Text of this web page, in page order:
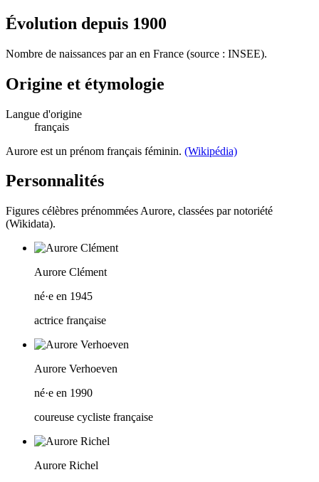
Évolution depuis 1900
Nombre de naissances par an en France (source : INSEE).
Origine et étymologie
Langue d'origine
français
Aurore est un prénom français féminin. (Wikipédia)
Personnalités
Figures célèbres prénommées Aurore, classées par notoriété
(Wikidata).
Aurore Clément
né·e en 1945
actrice française
Aurore Verhoeven
né·e en 1990
coureuse cycliste française
Aurore Richel